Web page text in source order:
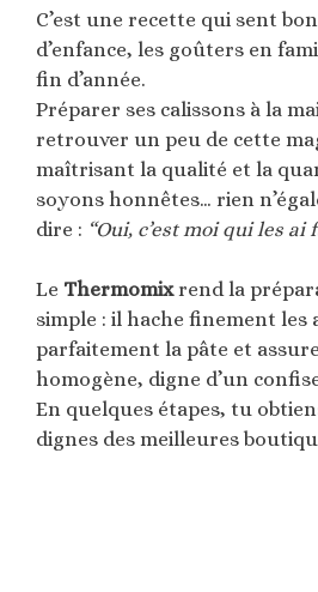
C’est une recette qui sent
d’enfance, les goûters en
fin d’année.
Préparer ses calissons à la
retrouver un peu de cette
maîtrisant la qualité et la
soyons honnêtes… rien
dire : “Oui, c’est moi qui les ai
Le Thermomixrend la
simple : il hache finement les
parfaitement la pâte et
homogène, digne d’un
En quelques étapes, tu
dignes des meilleures